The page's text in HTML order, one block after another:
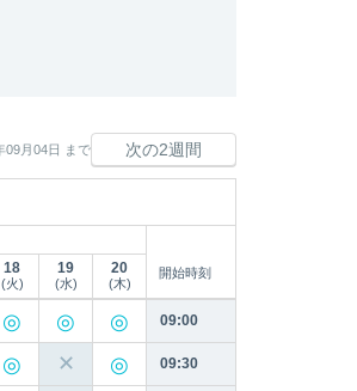
09月04日 まで 次の2週間
開始時刻
18
(火)
19
(水)
20
(木)
09:00
✕ 09:30